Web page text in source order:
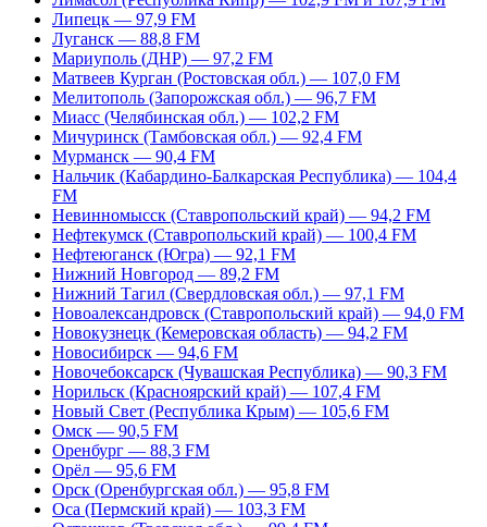
Липецк — 97,9 FM
Луганск — 88,8 FM
Мариуполь (ДНР) — 97,2 FM
Матвеев Курган (Ростовская обл.) — 107,0 FM
Мелитополь (Запорожская обл.) — 96,7 FM
Миасс (Челябинская обл.) — 102,2 FM
Мичуринск (Тамбовская обл.) — 92,4 FM
Мурманск — 90,4 FM
Нальчик (Кабардино-Балкарская Республика) — 104,4
FM
Невинномысск (Ставропольский край) — 94,2 FM
Нефтекумск (Ставропольский край) — 100,4 FM
Нефтеюганск (Югра) — 92,1 FM
Нижний Новгород — 89,2 FM
Нижний Тагил (Свердловская обл.) — 97,1 FM
Новоалександровск (Ставропольский край) — 94,0 FM
Новокузнецк (Кемеровская область) — 94,2 FM
Новосибирск — 94,6 FM
Новочебоксарск (Чувашская Республика) — 90,3 FM
Норильск (Красноярский край) — 107,4 FM
Новый Свет (Республика Крым) — 105,6 FM
Омск — 90,5 FM
Оренбург — 88,3 FM
Орёл — 95,6 FM
Орск (Оренбургская обл.) — 95,8 FM
Оса (Пермский край) — 103,3 FM